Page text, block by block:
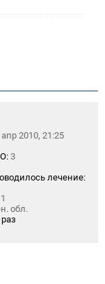
апр 2010, 21:25
3
лечение:
1
обл.